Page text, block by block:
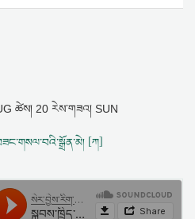
ཚེས། 20 རེས་གཟའ། SUN
[ཀ]